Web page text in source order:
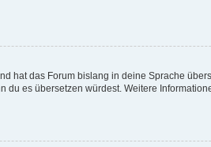
hat das Forum bislang in deine Sprache
es übersetzen würdest. Weitere